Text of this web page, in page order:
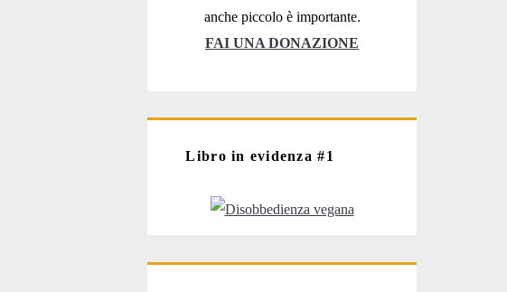
anche piccolo è importante.
FAI UNA DONAZIONE
Libro in evidenza #1